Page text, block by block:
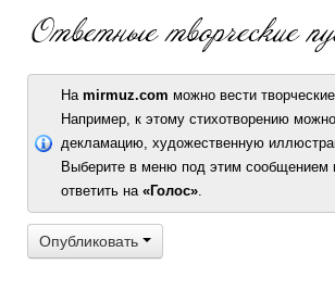
На mirmuz.com можно вести
Например, к этому стихотворению
декламацию, художественную
Выберите в меню под этим сообщением
ответить на «Голос».
Опубликовать